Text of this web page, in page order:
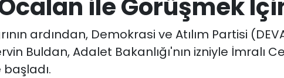
ile Görüşmek
ardından, Demokrasi ve Atılım Partisi
Buldan, Adalet Bakanlığı'nın izniyle İmralı